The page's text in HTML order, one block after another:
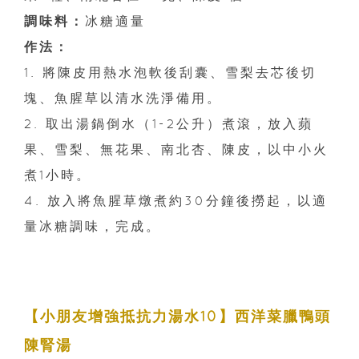
調味料： 冰糖適量
作法：
1. 將陳皮用熱水泡軟後刮囊、雪梨去芯後切
塊、魚腥草以清水洗淨備用。
2. 取出湯鍋倒水（1-2公升）煮滾，放入蘋
果、雪梨、無花果、南北杏、陳皮，以中小火
煮1小時。
4. 放入將魚腥草燉煮約30分鐘後撈起，以適
量冰糖調味，完成。
【小朋友增強抵抗力湯水10】西洋菜臘鴨頭
陳腎湯